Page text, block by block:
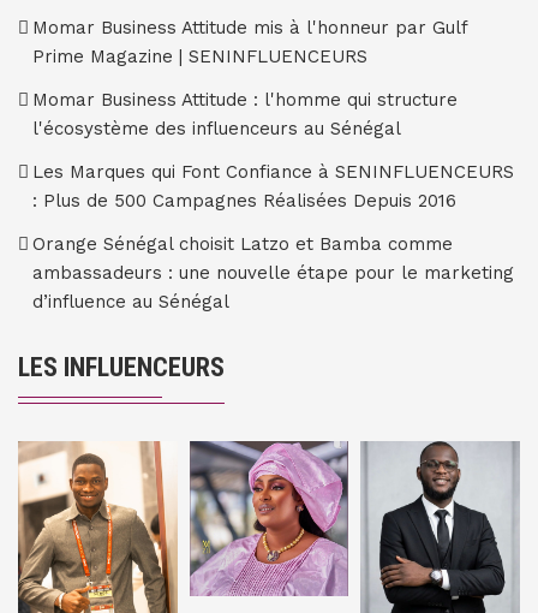
Momar Business Attitude mis à l'honneur par Gulf
Prime Magazine | SENINFLUENCEURS
Momar Business Attitude : l'homme qui structure
l'écosystème des influenceurs au Sénégal
Les Marques qui Font Confiance à SENINFLUENCEURS
: Plus de 500 Campagnes Réalisées Depuis 2016
Orange Sénégal choisit Latzo et Bamba comme
ambassadeurs : une nouvelle étape pour le marketing
d’influence au Sénégal
LES INFLUENCEURS